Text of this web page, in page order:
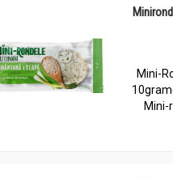
Mini-
Mini-